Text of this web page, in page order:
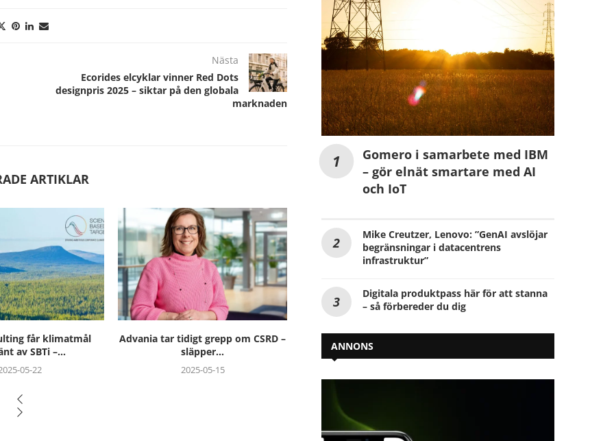
Nästa
Ecorides elcyklar vinner Red Dots
designpris 2025 – siktar på den globala
marknaden
ARTIKLAR
grepp om CSRD –
05-15
Skånetrafiken satsar socialt:
”Hållbarhet handlar om mer än...
2025-05-12
2024: ”Hållbarhetsarbetet stärker
2025-04-28 2025-03-26
Gomero i samarbete med IBM
– gör elnät smartare med AI
och IoT
Mike Creutzer, Lenovo: ”GenAI avslöjar
begränsningar i datacentrens
infrastruktur”
Digitala produktpass här för att stanna
– så förbereder du dig
ANNONS